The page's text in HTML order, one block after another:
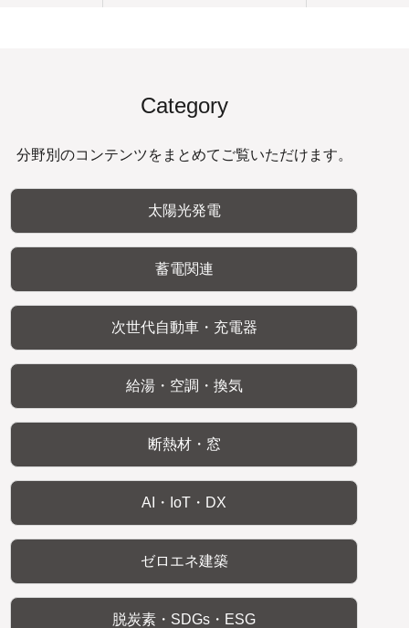
Category
分野別のコンテンツをまとめてご覧いただけます。
太陽光発電
蓄電関連
次世代自動車・充電器
給湯・空調・換気
断熱材・窓
AI・IoT・DX
ゼロエネ建築
脱炭素・SDGs・ESG